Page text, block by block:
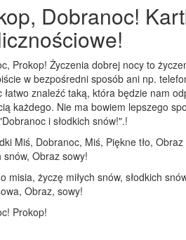
Dobranoc!
Prokop! Życzenia dobrej nocy to
w bezpośredni sposób ani np.
łatwo znaleźć taką, która będzie nam
każdego. Nie ma bowiem lepszego
i słodkich snów!".!
Miś, Dobranoc, Miś, Piękne tło,
snów, Obraz sowy!
misia, życzę miłych snów, słodkich
Obraz, sowy!
Prokop!